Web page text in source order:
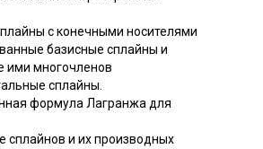
с конечными носителями
базисные сплайны и
ими многочленов
сплайны.
формула Лагранжа для
сплайнов и их производных